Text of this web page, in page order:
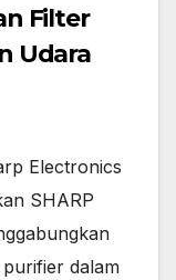
Filter
Udara
Electronics
SHARP
dalam